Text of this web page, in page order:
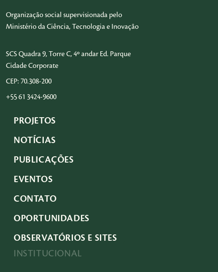
Organização social supervisionada pelo
Ministério da Ciência, Tecnologia e Inovação
SCS Quadra 9, Torre C, 4º andar Ed. Parque
Cidade Corporate
CEP: 70.308-200
+55 61 3424-9600
PROJETOS
NOTÍCIAS
PUBLICAÇÕES
EVENTOS
CONTATO
OPORTUNIDADES
OBSERVATÓRIOS E SITES
INSTITUCIONAL